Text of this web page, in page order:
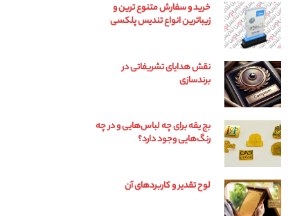
خرید و سفارش متنوع ترین و
زیباترین انواع تندیس پلکسی
نقش هدایای تشریفاتی در
برندسازی
بج یقه برای چه لباس‌هایی و در چه
رنگ‌هایی وجود دارد؟
لوح تقدیر و کاربردهای آن